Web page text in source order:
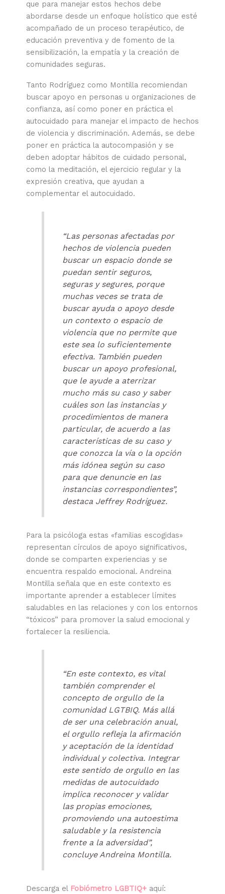
que para manejar estos hechos debe
abordarse desde un enfoque holístico que esté
acompañado de un proceso terapéutico, de
educación preventiva y de fomento de la
sensibilización, la empatía y la creación de
comunidades seguras.
Tanto Rodríguez como Montilla recomiendan
buscar apoyo en personas u organizaciones de
confianza, así como poner en práctica el
autocuidado para manejar el impacto de hechos
de violencia y discriminación. Además, se debe
poner en práctica la autocompasión y se
deben adoptar hábitos de cuidado personal,
como la meditación, el ejercicio regular y la
expresión creativa, que ayudan a
complementar el autocuidado.
“Las personas afectadas por
hechos de violencia pueden
buscar un espacio donde se
puedan sentir seguros,
seguras y segures, porque
muchas veces se trata de
buscar ayuda o apoyo desde
un contexto o espacio de
violencia que no permite que
este sea lo suficientemente
efectiva. También pueden
buscar un apoyo profesional,
que le ayude a aterrizar
mucho más su caso y saber
cuáles son las instancias y
procedimientos de manera
particular, de acuerdo a las
características de su caso y
que conozca la vía o la opción
más idónea según su caso
para que denuncie en las
instancias correspondientes”,
destaca Jeffrey Rodríguez.
Para la psicóloga estas «familias escogidas»
representan círculos de apoyo significativos,
donde se comparten experiencias y se
encuentra respaldo emocional. Andreina
Montilla señala que en este contexto es
importante aprender a establecer límites
saludables en las relaciones y con los entornos
“tóxicos” para promover la salud emocional y
fortalecer la resiliencia.
“En este contexto, es vital
también comprender el
concepto de orgullo de la
comunidad LGTBIQ. Más allá
de ser una celebración anual,
el orgullo refleja la afirmación
y aceptación de la identidad
individual y colectiva. Integrar
este sentido de orgullo en las
medidas de autocuidado
implica reconocer y validar
las propias emociones,
promoviendo una autoestima
saludable y la resistencia
frente a la adversidad”,
concluye Andreina Montilla.
Descarga el Fobiómetro LGBTIQ+ aquí: